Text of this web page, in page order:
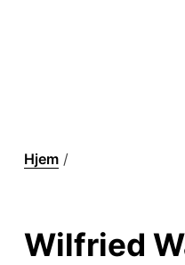
Hjem /
Wilfried